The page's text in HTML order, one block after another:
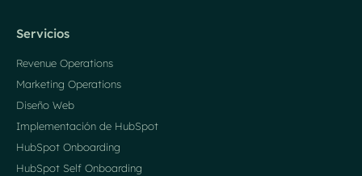
Servicios
Revenue Operations
Marketing Operations
Diseño Web
Implementación de HubSpot
HubSpot Onboarding
HubSpot Self Onboarding